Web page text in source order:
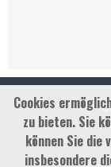
Cookies
zu bieten. Sie
können Sie die
insbesondere